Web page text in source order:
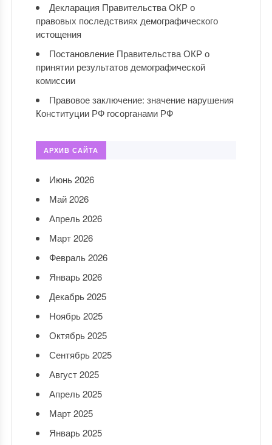
Декларация Правительства ОКР о
правовых последствиях демографического
истощения
Постановление Правительства ОКР о
принятии результатов демографической
комиссии
Правовое заключение: значение нарушения
Конституции РФ госорганами РФ
АРХИВ САЙТА
Июнь 2026
Май 2026
Апрель 2026
Март 2026
Февраль 2026
Январь 2026
Декабрь 2025
Ноябрь 2025
Октябрь 2025
Сентябрь 2025
Август 2025
Апрель 2025
Март 2025
Январь 2025